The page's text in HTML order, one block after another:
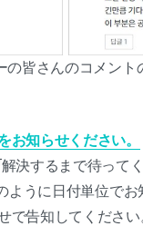
皆さんのコメン
知らせください。
決するまで待って
ように日付単位で
告知してください